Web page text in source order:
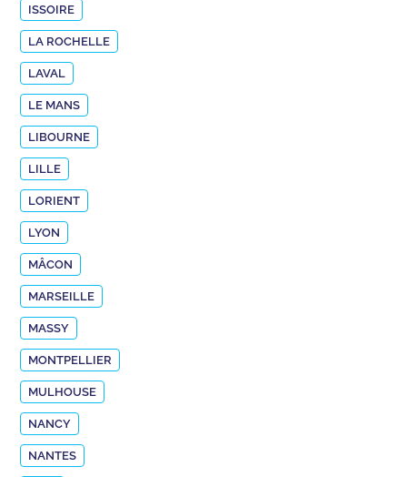
ISSOIRE
LA ROCHELLE
LAVAL
LE MANS
LIBOURNE
LILLE
LORIENT
LYON
MÂCON
MARSEILLE
MASSY
MONTPELLIER
MULHOUSE
NANCY
NANTES